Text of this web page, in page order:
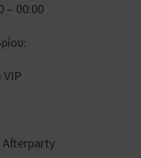
– 00:00
VIP
Afterparty